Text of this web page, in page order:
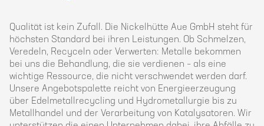
Qualität ist kein Zufall. Die Nickelhütte Aue GmbH steht für
höchsten Standard bei ihren Leistungen. Ob Schmelzen,
Veredeln, Recyceln oder Verwerten: Metalle bekommen
bei uns die Behandlung, die sie verdienen – als eine
wichtige Ressource, die nicht verschwendet werden darf.
Unsere Angebotspalette reicht von Energieerzeugung
über Edelmetallrecycling und Hydrometallurgie bis zu
Metallhandel und der Verarbeitung von Katalysatoren. Wir